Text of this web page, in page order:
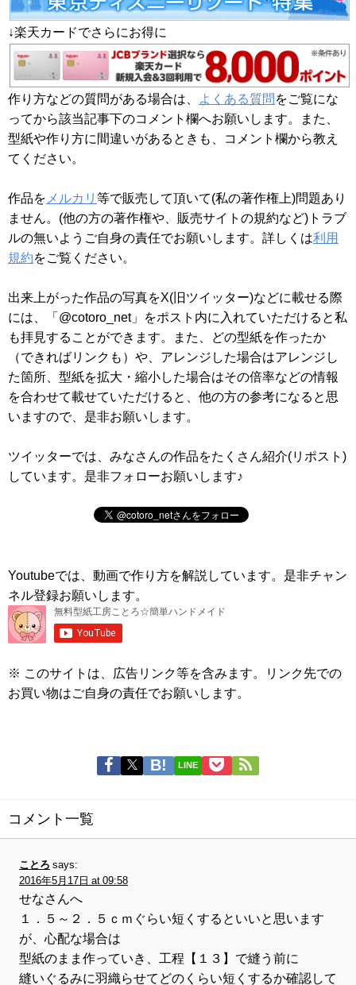
↓楽天カードでさらにお得に
作り方などの質問がある場合は、 よくある質問 をご覧にな
ってから該当記事下のコメント欄へお願いします。また、
型紙や作り方に間違いがあるときも、コメント欄から教え
てください。
作品を メルカリ 等で販売して頂いて(私の著作権上)問題あり
ません。(他の方の著作権や、販売サイトの規約など)トラブ
ルの無いようご自身の責任でお願いします。詳しくは利用
規約をご覧ください。
出来上がった作品の写真をX(旧ツイッター)などに載せる際
には、「@cotoro_net」をポスト内に入れていただけると私
も拝見することができます。また、どの型紙を作ったか
（できればリンクも）や、アレンジした場合はアレンジし
た箇所、型紙を拡大・縮小した場合はその倍率などの情報
を合わせて載せていただけると、他の方の参考になると思
いますので、是非お願いします。
ツイッターでは、みなさんの作品をたくさん紹介(リポスト)
しています。是非フォローお願いします♪
Youtubeでは、動画で作り方を解説しています。是非チャン
ネル登録お願いします。
※ このサイトは、広告リンク等を含みます。リンク先での
お買い物はご自身の責任でお願いします。
LINE
コメント一覧
ことろ says:
2016年5月17日 at 09:58
せなさんへ
１．５～２．５ｃｍぐらい短くするといいと思います
が、心配な場合は
型紙のまま作っていき、工程【１３】で縫う前に
縫いぐるみに羽織らせてどのくらい短くするか確認して